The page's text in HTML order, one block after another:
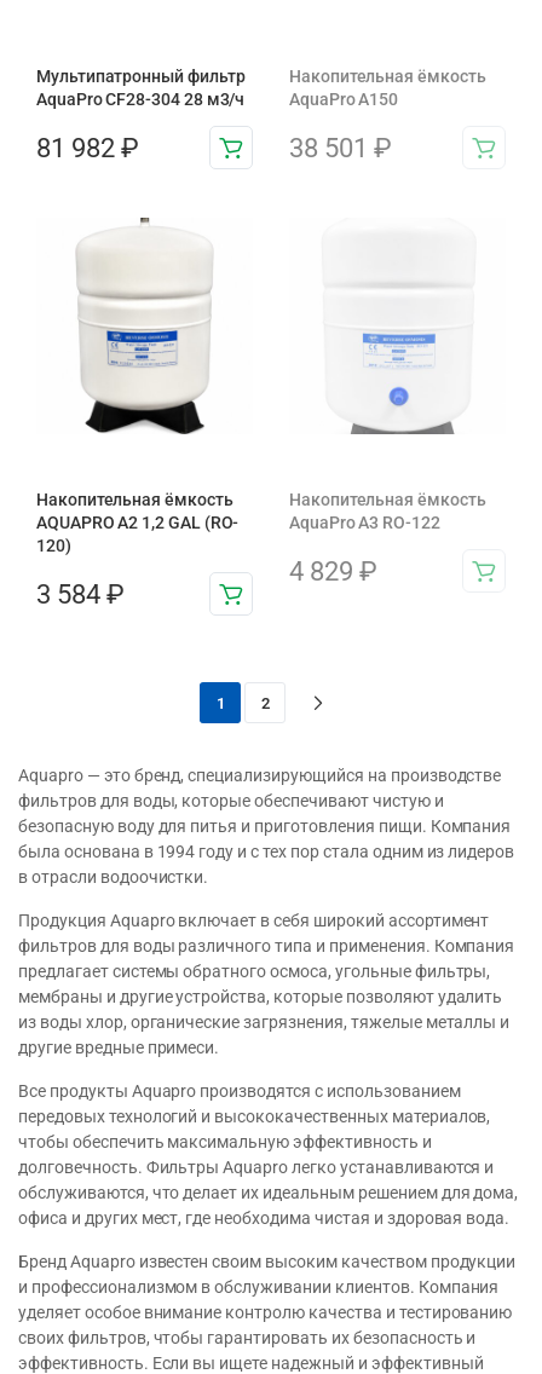
Мультипатронный фильтр
AquaPro CF28-304 28 м3/ч
81 982 ₽
Накопительная ёмкость
AquaPro A150
38 501 ₽
Накопительная ёмкость
AQUAPRO A2 1,2 GAL (RO-
120)
3 584 ₽
Накопительная ёмкость
AquaPro A3 RO-122
4 829 ₽
1 2
Aquapro — это бренд, специализирующийся на производстве
фильтров для воды, которые обеспечивают чистую и
безопасную воду для питья и приготовления пищи. Компания
была основана в 1994 году и с тех пор стала одним из лидеров
в отрасли водоочистки.
Продукция Aquapro включает в себя широкий ассортимент
фильтров для воды различного типа и применения. Компания
предлагает системы обратного осмоса, угольные фильтры,
мембраны и другие устройства, которые позволяют удалить
из воды хлор, органические загрязнения, тяжелые металлы и
другие вредные примеси.
Все продукты Aquapro производятся с использованием
передовых технологий и высококачественных материалов,
чтобы обеспечить максимальную эффективность и
долговечность. Фильтры Aquapro легко устанавливаются и
обслуживаются, что делает их идеальным решением для дома,
офиса и других мест, где необходима чистая и здоровая вода.
Бренд Aquapro известен своим высоким качеством продукции
и профессионализмом в обслуживании клиентов. Компания
уделяет особое внимание контролю качества и тестированию
своих фильтров, чтобы гарантировать их безопасность и
эффективность. Если вы ищете надежный и эффективный